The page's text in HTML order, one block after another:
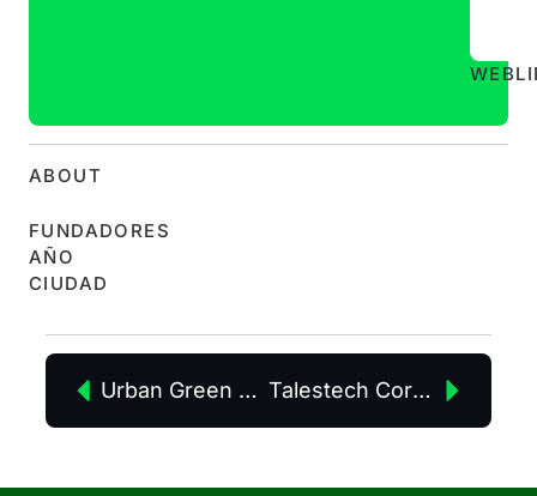
WEB
ABOUT
FUNDADORES
AÑO
CIUDAD
Urban Green Club Talestech Corp S.L.U.